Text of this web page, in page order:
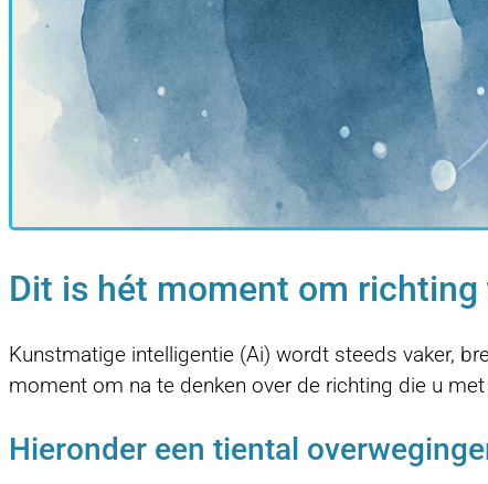
Dit is hét moment om richting
Kunstmatige intelligentie (Ai) wordt steeds vaker,
moment om na te denken over de richting die u
Hieronder een tiental